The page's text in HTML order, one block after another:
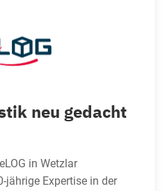
neu gedacht
in Wetzlar
jährige Expertise in der